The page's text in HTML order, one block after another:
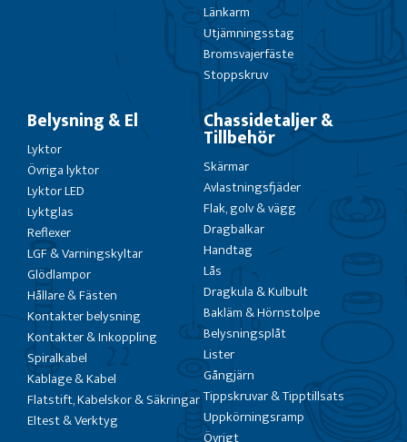
Länkarm
Utjämningsstag
Bromsvajerfäste
Stoppskruv
Belysning & El
Lyktor
Övriga lyktor
Lyktor LED
Lyktglas
Reflexer
LGF & Varningskyltar
Glödlampor
Hållare & Fästen
Kontakter belysning
Kontakter & Inkoppling
Spiralkabel
Kablage & Kabel
Flatstift, Kabelskor & Säkringar
Eltest & Verktyg
Chassidetaljer &
Tillbehör
Skärmar
Avlastningsfjäder
Flak, golv & vägg
Dragbalkar
Handtag
Lås
Dragkula & Kulbult
Bakläm & Hörnstolpe
Belysningsplåt
Lister
Gångjärn
Tippskruvar & Tipptillsats
Uppkörningsramp